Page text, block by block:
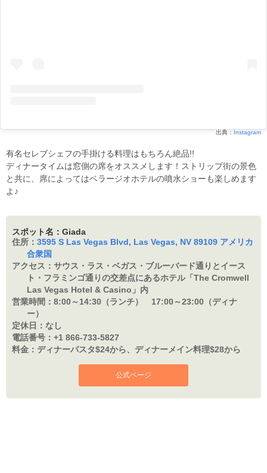
出典： Instagram
有名セレブシェフの手掛ける料理はもちろん絶品!!
ディナータイムは窓側の席をオススメします！ストリップ街の景色
と共に、席によってはベラージオホテルの噴水ショーも楽しめます
よ♪
スポット名：Giada
住所： 3595 S Las Vegas Blvd, Las Vegas, NV 89109 アメリカ
合衆国
アクセス： サウス・ラス・ベガス・ブルーバード通りとイース
ト・フラミンゴ通りの交差点にあるホテル「The Cromwell
Las Vegas Hotel & Casino」内
営業時間： 8:00～14:30（ランチ） 17:00～23:00（ディナ
ー）
定休日： なし
電話番号： +1 866-733-5827
料金： ディナーパスタ$24から、ディナーメイン料理$28から
公式ページ